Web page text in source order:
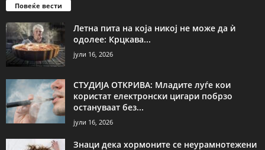
Повеќе вести
Летна пита на која никој не може да ѝ
одолее: Крцкава...
јули 16, 2026
СТУДИЈА ОТКРИВА: Младите луѓе кои
користат електронски цигари побрзо
остануваат без...
јули 16, 2026
Знаци дека хормоните се неурамнотежени